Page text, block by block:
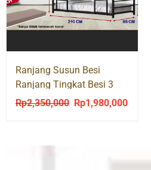
Ranjang Susun Besi
Ranjang Tingkat Besi 3
Susun 3 Tingkat 3 TIER
Rp2,350,000
Original
Rp1,980,000Current